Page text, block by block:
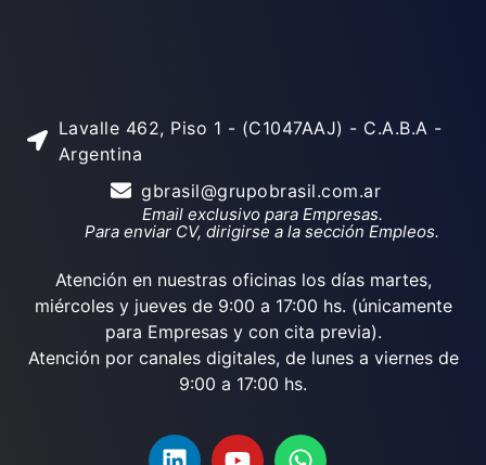
Lavalle 462, Piso 1 - (C1047AAJ) - C.A.B.A -
Argentina
gbrasil@grupobrasil.com.ar
Email exclusivo para Empresas.
Para enviar CV, dirigirse a la sección Empleos.
Atención en nuestras oficinas los días martes,
miércoles y jueves de 9:00 a 17:00 hs. (únicamente
para Empresas y con cita previa).
Atención por canales digitales, de lunes a viernes de
9:00 a 17:00 hs.